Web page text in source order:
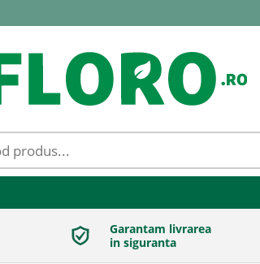
Garantam livrarea
in siguranta